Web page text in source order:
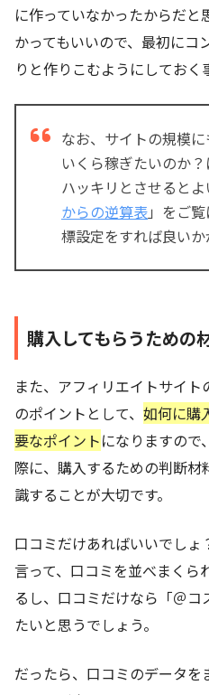
に作っていなかったからだと
かってもいいので、最初にコ
りと作りこむようにしておく
なお、サイトの規模
いくら稼ぎたいのか
ハッキリとさせると
からの逆算表」をご
標設定をすれば良いか
購入してもらうための
また、アフィリエイトサイ
のポイントとして、 如何に購
要なポイントになりますので
際に、購入するための判断
識することが大切です。
口コミだけあればいいでし
言って、口コミを並べまくら
るし、口コミだけなら「＠
たいと思うでしょう。
だったら、口コミのデータ